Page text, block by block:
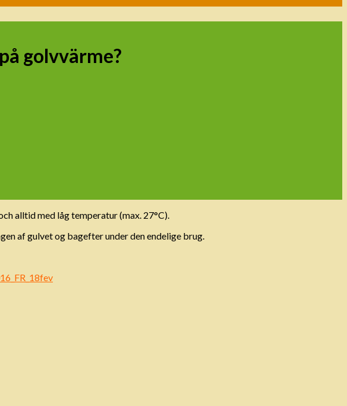
golvvärme?
alltid med låg temperatur (max. 27°C).
af ​​gulvet og bagefter under den endelige brug.